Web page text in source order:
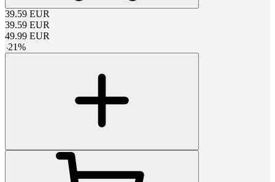
39.59 EUR
39.59 EUR
49.99 EUR
-21%